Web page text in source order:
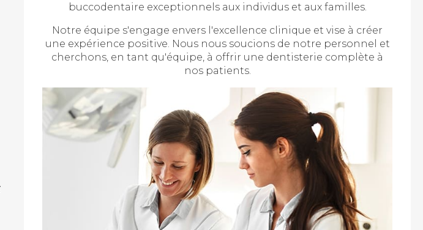
buccodentaire exceptionnels aux individus et aux familles.
Notre équipe s'engage envers l'excellence clinique et vise à créer
une expérience positive. Nous nous soucions de notre personnel et
cherchons, en tant qu'équipe, à offrir une dentisterie complète à
nos patients.